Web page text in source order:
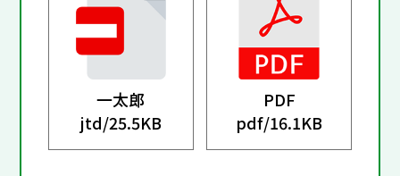
一太郎
jtd/25.5KB
PDF
pdf/16.1KB